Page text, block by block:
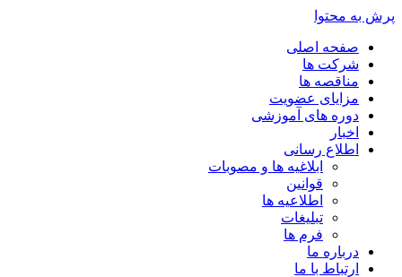
پرش به محتوا
صفحه اصلی
شرکت ها
مناقصه ها
مزایای عضویت
دوره های آموزشی
اخبار
اطلاع رسانی
ابلاغیه ها و مصوبات
قوانین
اطلاعیه ها
تبلیغات
فرم ها
درباره ما
ارتباط با ما